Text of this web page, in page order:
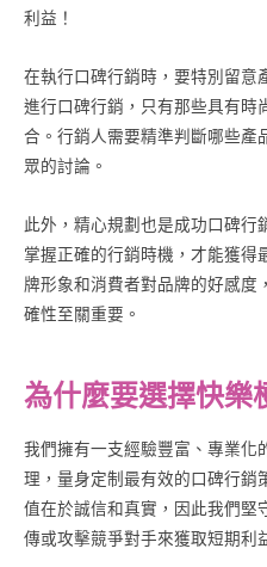
利益！
在執行口碑行銷時，要特別留意
進行口碑行銷，只有那些具有時
合。行銷人需要精準判斷哪些產
眾的討論。
此外，精心規劃也是成功口碑行
掌握正確的行銷時機，才能獲得
牌形象和消費者對品牌的好感度
確性至關重要。
為什麼要選擇快樂
我們擁有一支經驗豐富、專業化
理，量身定制最有效的口碑行銷
值在於誠信和真實，因此我們堅
傳或攻擊競爭對手來獲取短期利